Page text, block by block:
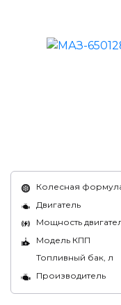
Колесная
Двигатель
Мощность
Модель КПП
Топливный бак, л
Производитель